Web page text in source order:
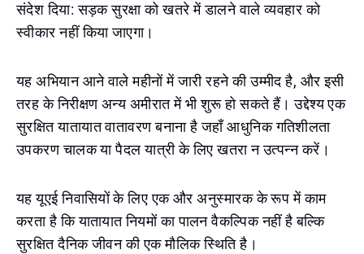
संदेश दिया: सड़क सुरक्षा को खतरे में डालने वाले व्यवहार को
स्वीकार नहीं किया जाएगा।
यह अभियान आने वाले महीनों में जारी रहने की उम्मीद है, और इसी
तरह के निरीक्षण अन्य अमीरात में भी शुरू हो सकते हैं। उद्देश्य एक
सुरक्षित यातायात वातावरण बनाना है जहाँ आधुनिक गतिशीलता
उपकरण चालक या पैदल यात्री के लिए खतरा न उत्पन्न करें।
यह यूएई निवासियों के लिए एक और अनुस्मारक के रूप में काम
करता है कि यातायात नियमों का पालन वैकल्पिक नहीं है बल्कि
सुरक्षित दैनिक जीवन की एक मौलिक स्थिति है।